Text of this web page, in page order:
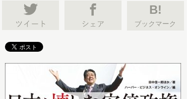
B!
ブックマーク